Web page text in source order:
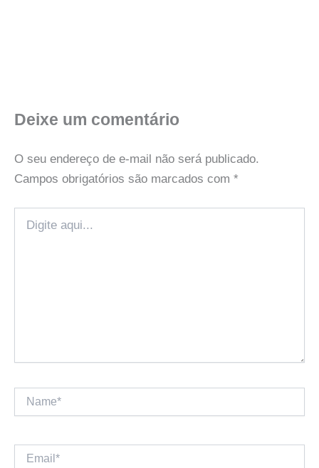
Deixe um comentário
O seu endereço de e-mail não será publicado.
Campos obrigatórios são marcados com *
aqui...
Name*